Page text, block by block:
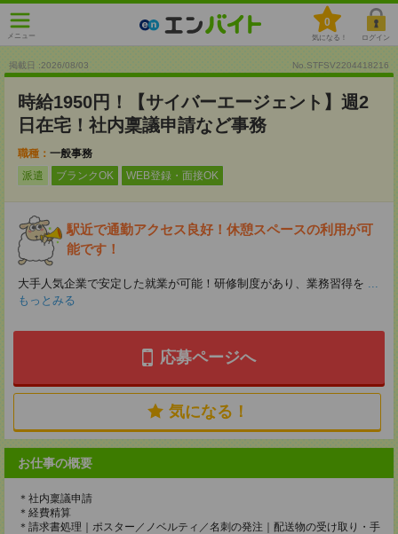
メニュー
0
気になる！ ログイン
掲載日 :2026/08/03 No.STFSV2204418216
時給1950円！【サイバーエージェント】週2
日在宅！社内稟議申請など事務
職種： 一般事務
派遣
ブランクOK WEB登録・面接OK
駅近で通勤アクセス良好！休憩スペースの利用が可
能です！
大手人気企業で安定した就業が可能！研修制度があり、業務習得を ...
もっとみる
応募ページへ
気になる！
お仕事の概要
＊社内稟議申請
＊経費精算
＊請求書処理｜ポスター／ノベルティ／名刺の発注｜配送物の受け取り・手